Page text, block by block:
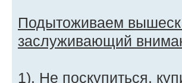
Подытоживаем
заслуживающий
1). Не поскупиться,